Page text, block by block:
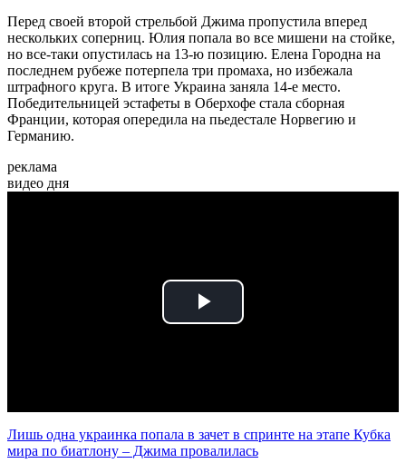
Перед своей второй стрельбой Джима пропустила вперед
нескольких соперниц. Юлия попала во все мишени на стойке,
но все-таки опустилась на 13-ю позицию. Елена Городна на
последнем рубеже потерпела три промаха, но избежала
штрафного круга. В итоге Украина заняла 14-е место.
Победительницей эстафеты в Оберхофе стала сборная
Франции, которая опередила на пьедестале Норвегию и
Германию.
реклама
видео дня
Play
Лишь одна украинка попала в зачет в спринте на этапе Кубка
мира по биатлону – Джима провалилась